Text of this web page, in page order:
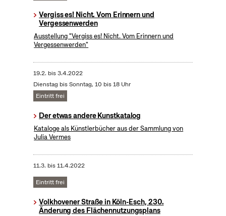
Vergiss es! Nicht. Vom Erinnern und
Vergessenwerden
Ausstellung "Vergiss es! Nicht. Vom Erinnern und
Vergessenwerden"
19.2. bis3.4.2022
Dienstag bis Sonntag, 10 bis 18 Uhr
Eintritt frei
Der etwas andere Kunstkatalog
Kataloge als Künstlerbücher aus der Sammlung von
Julia Vermes
11.3. bis11.4.2022
Eintritt frei
Volkhovener Straße in Köln-Esch, 230.
Änderung des Flächennutzungsplans